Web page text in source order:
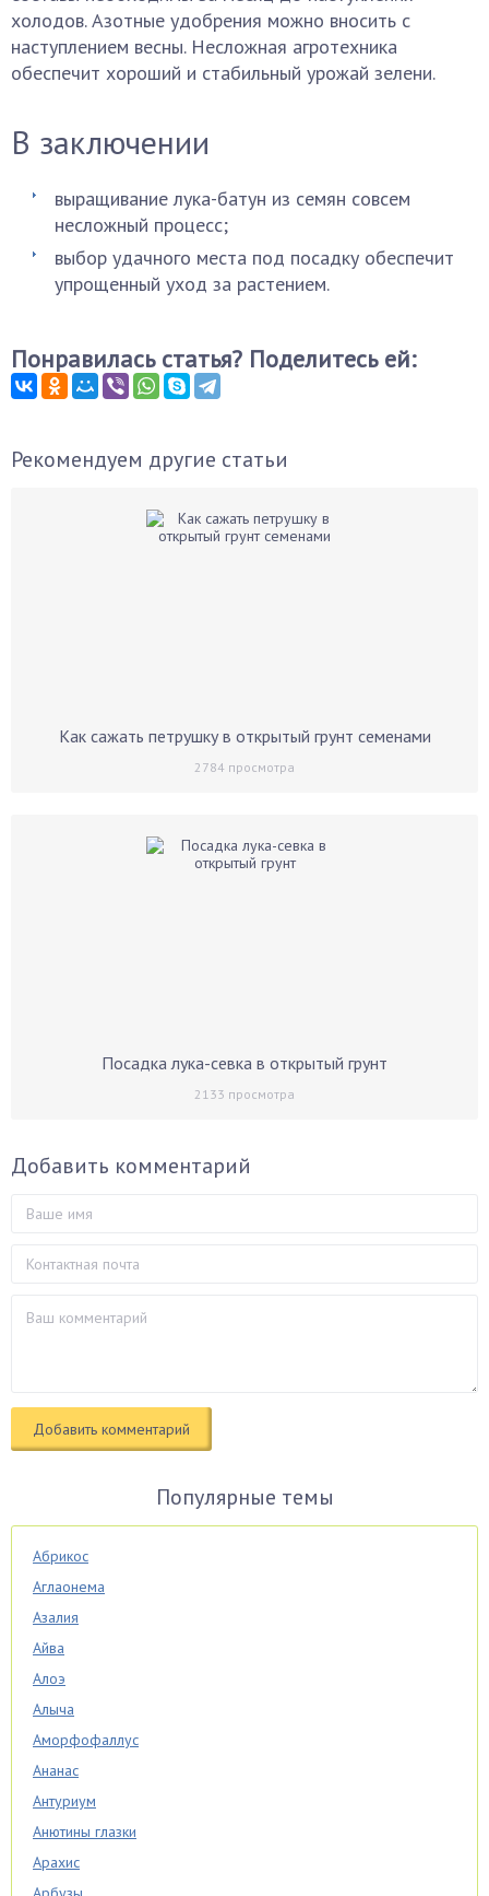
холодов. Азотные удобрения можно вносить с
наступлением весны. Несложная агротехника
обеспечит хороший и стабильный урожай зелени.
В заключении
выращивание лука-батун из семян совсем
несложный процесс;
выбор удачного места под посадку обеспечит
упрощенный уход за растением.
Понравилась статья? Поделитесь ей:
Рекомендуем другие статьи
Как сажать петрушку в открытый грунт семенами
2784 просмотра
Посадка лука-севка в открытый грунт
2133 просмотра
Добавить комментарий
Популярные темы
Абрикос
Аглаонема
Азалия
Айва
Алоэ
Алыча
Аморфофаллус
Ананас
Антуриум
Анютины глазки
Арахис